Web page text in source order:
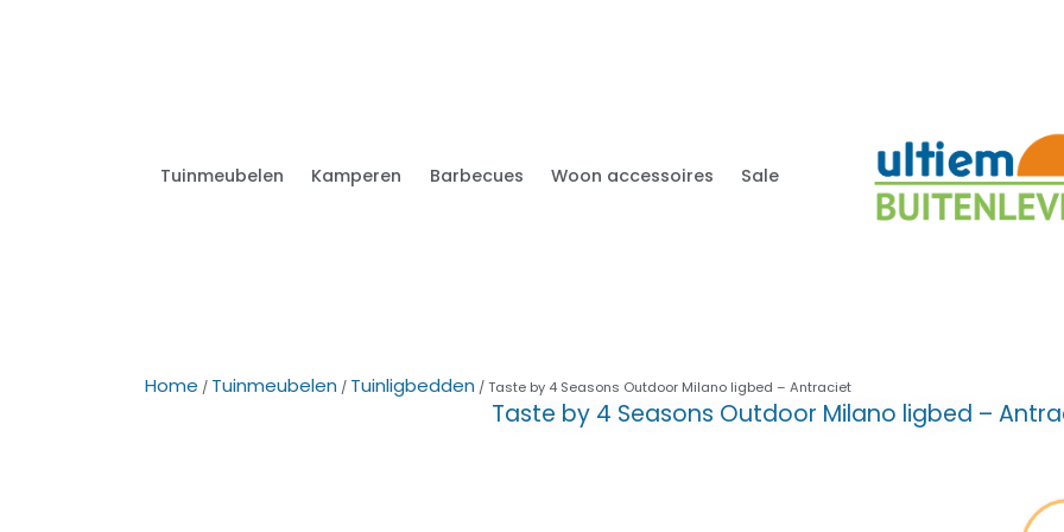
Tuinmeubelen Kamperen Barbecues Woon accessoires Sale
Home / Tuinmeubelen / Tuinligbedden / Taste by 4 Seasons Outdoor Milano ligbed – Antraciet
Taste by 4 Seasons Outdoor Milano ligbed –